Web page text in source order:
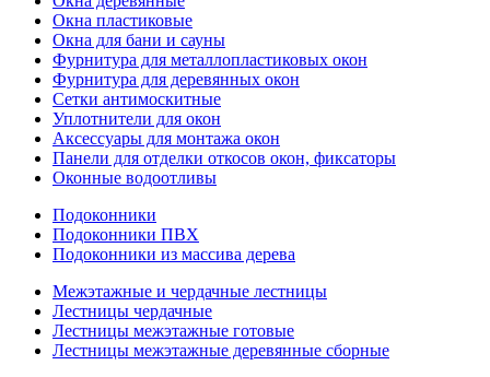
Окна пластиковые
Окна для бани и сауны
Фурнитура для металлопластиковых окон
Фурнитура для деревянных окон
Сетки антимоскитные
Уплотнители для окон
Аксессуары для монтажа окон
Панели для отделки откосов окон, фиксаторы
Оконные водоотливы
Подоконники
Подоконники ПВХ
Подоконники из массива дерева
Межэтажные и чердачные лестницы
Лестницы чердачные
Лестницы межэтажные готовые
Лестницы межэтажные деревянные сборные